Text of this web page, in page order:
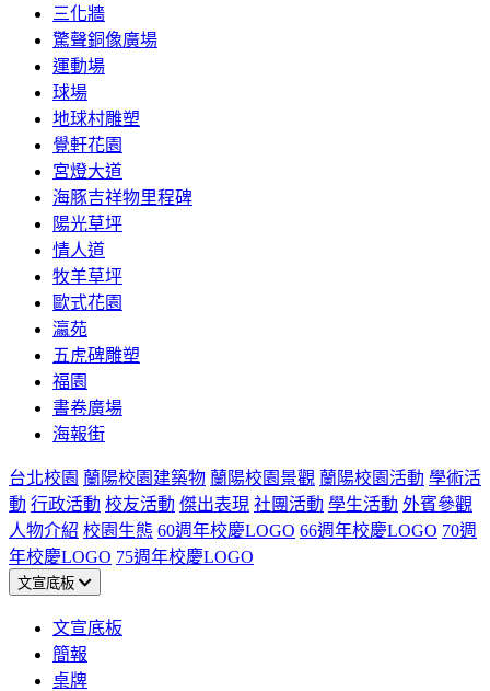
三化牆
驚聲銅像廣場
運動場
球場
地球村雕塑
覺軒花園
宮燈大道
海豚吉祥物里程碑
陽光草坪
情人道
牧羊草坪
歐式花園
瀛苑
五虎碑雕塑
福園
書卷廣場
海報街
台北校園 蘭陽校園建築物 蘭陽校園景觀 蘭陽校園活動 學術活
動 行政活動 校友活動 傑出表現 社團活動 學生活動 外賓參觀
人物介紹 校園生態 60週年校慶LOGO 66週年校慶LOGO 70週
年校慶LOGO 75週年校慶LOGO
文宣底板
文宣底板
簡報
桌牌